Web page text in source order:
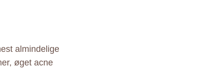
almindelige
øget acne